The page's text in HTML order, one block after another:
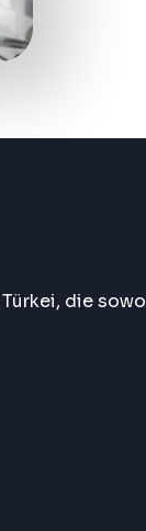
Türkei, die